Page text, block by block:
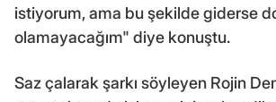
istiyorum, ama bu şekilde giderse
olamayacağım" diye konuştu.
Saz çalarak şarkı söyleyen Rojin